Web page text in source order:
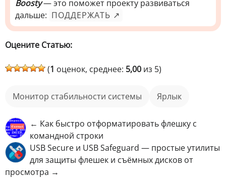
Boosty— это поможет проекту развиваться
дальше: ПОДДЕРЖАТЬ ↗
Оцените Статью:
(1 оценок, среднее: 5,00 из 5)
монитор стабильности системы ярлык
← Как быстро отформатировать флешку с
командной строки
USB Secure и USB Safeguard — простые утилиты
для защиты флешек и съёмных дисков от
просмотра →